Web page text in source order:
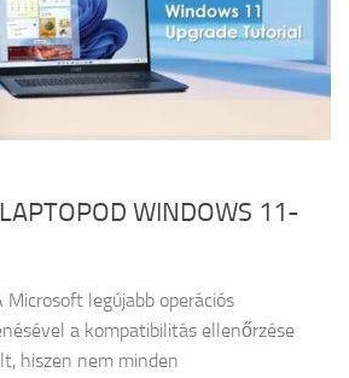
WINDOWS 11-
legújabb operációs
a kompatibilitás ellenőrzése
hiszen nem minden